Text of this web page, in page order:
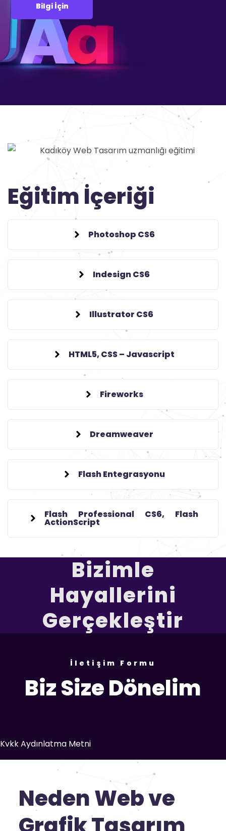
Bilgi İçin
Eğitim İçeriği
Photoshop CS6
Indesign CS6
Illustrator CS6
HTML5, CSS – Javascript
Fireworks
Dreamweaver
Flash Entegrasyonu
Flash Professional CS6, Flash
ActionScript
Bizimle
Hayallerini
Gerçekleştir
İletişim Formu
Biz Size Dönelim
Kvkk Aydınlatma Metni
Neden Web ve